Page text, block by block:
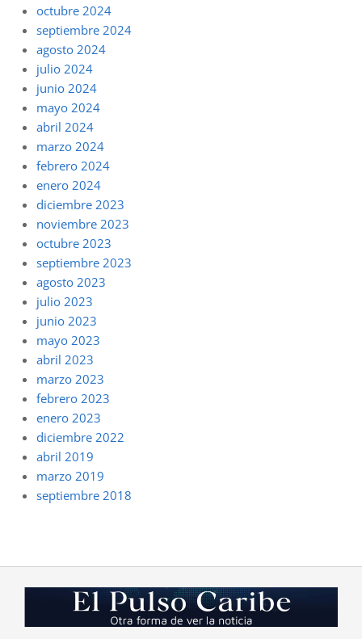
octubre 2024
septiembre 2024
agosto 2024
julio 2024
junio 2024
mayo 2024
abril 2024
marzo 2024
febrero 2024
enero 2024
diciembre 2023
noviembre 2023
octubre 2023
septiembre 2023
agosto 2023
julio 2023
junio 2023
mayo 2023
abril 2023
marzo 2023
febrero 2023
enero 2023
diciembre 2022
abril 2019
marzo 2019
septiembre 2018